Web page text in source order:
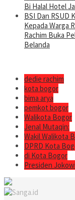
Bi Halal Hotel
BSI Dan RSUD
Kepada Warga
Rachim Buka
Belanda
dedie rachim
kota bogor
bima arya
pemkot bogor
Walikota Bogor
Jenal Mutaqin:
Wakil Walikota
DPRD Kota
di Kota Bogor
Presiden Jokowi